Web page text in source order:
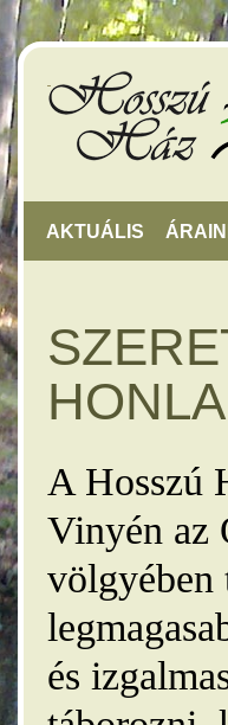
AKTUÁLIS
A Hosszú
Vinyén az
völgyében
és